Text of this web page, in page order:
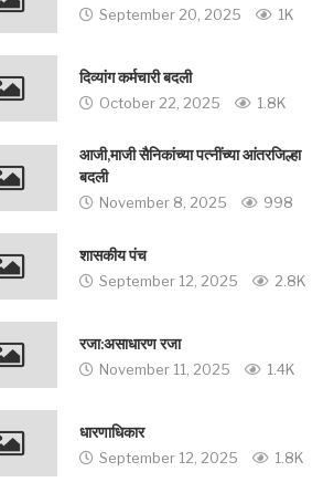
September 20, 2025 1K
दिव्यांग कर्मचारी बदली
October 22, 2025 1.8K
आजी,माजी सैनिकांच्या पत्नींच्या आंतरजिल्हा
बदली
November 8, 2025 998
शासकीय पंच
September 12, 2025 2.8K
रजा:असाधारण रजा
November 11, 2025 1.4K
धारणाधिकार
September 12, 2025 1.8K